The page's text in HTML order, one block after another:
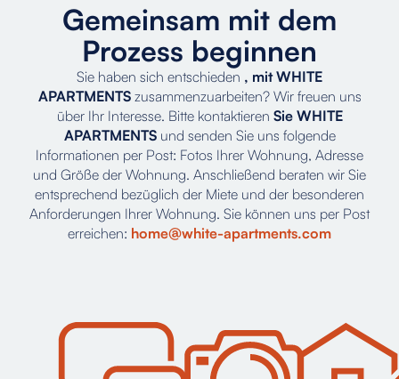
Gemeinsam mit dem
Prozess beginnen
Sie haben sich entschieden , mit WHITE
APARTMENTSzusammenzuarbeiten? Wir freuen uns
über Ihr Interesse. Bitte kontaktieren Sie WHITE
APARTMENTSund senden Sie uns folgende
Informationen per Post: Fotos Ihrer Wohnung, Adresse
und Größe der Wohnung. Anschließend beraten wir Sie
entsprechend bezüglich der Miete und der besonderen
Anforderungen Ihrer Wohnung. Sie können uns per Post
erreichen: home@white-apartments.com